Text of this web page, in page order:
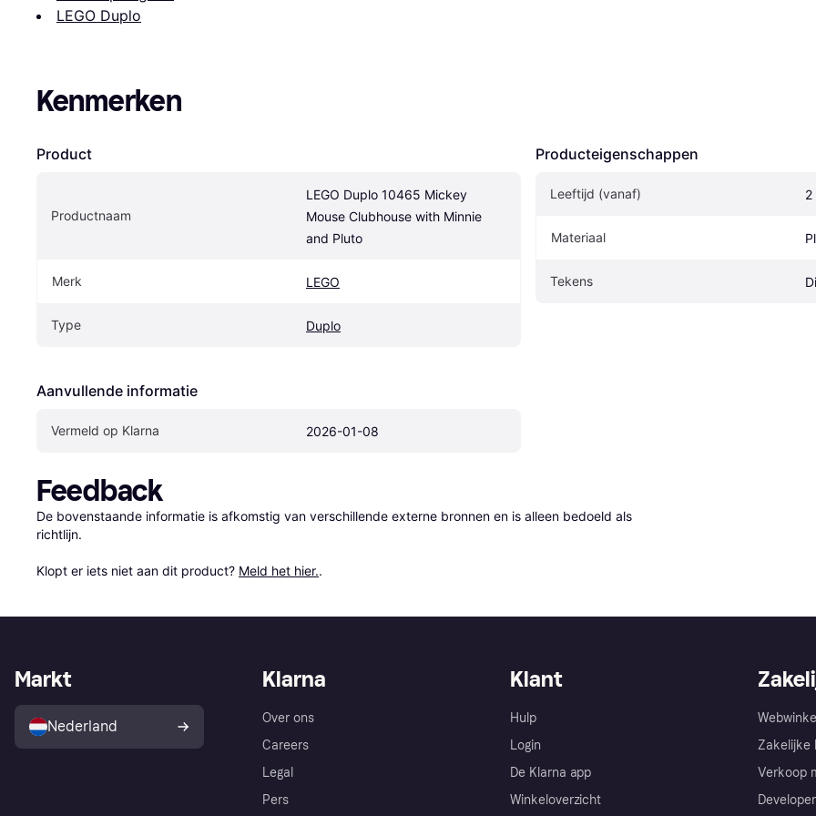
LEGO Duplo
Kenmerken
Product
Productnaam
LEGO Duplo 10465 Mickey
Mouse Clubhouse with Minnie
and Pluto
Merk LEGO
Type Duplo
Aanvullende informatie
Vermeld op Klarna 2026-01-08
Producteigenschappen
Leeftijd (vanaf) 2
Materiaal
Tekens
Feedback
De bovenstaande informatie is afkomstig van verschillende externe bronnen en is alleen bedoeld als
richtlijn.
Klopt er iets niet aan dit product? Meld het hier..
Klarna
Over ons
Careers
Legal
Pers
Klant
Hulp
Login
De Klarna app
Winkeloverzicht
Zakelijke
Verkoop
Markt
Nederland